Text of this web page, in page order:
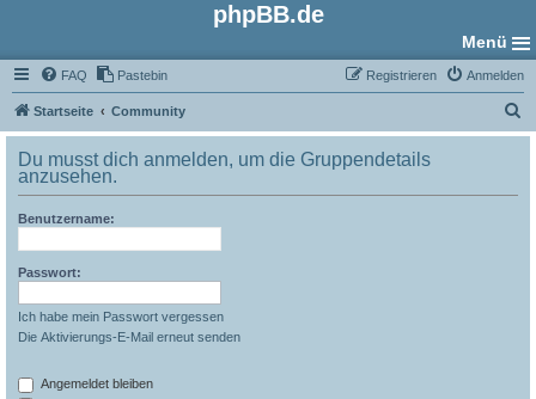
phpBB.de
Menü
FAQ Pastebin Anmelden
Registrieren
Startseite Community
u
Du musst dich anmelden, um die Gruppendetails
anzusehen.
Benutzername:
Passwort:
Ich habe mein Passwort vergessen
Die Aktivierungs-E-Mail erneut senden
Angemeldet bleiben